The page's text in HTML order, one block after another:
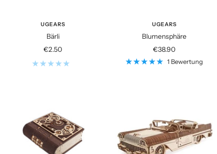
UGEARS
Bärli
Angebotspreis
€2.50
UGEARS
Blumensphäre
Angebotspreis
€38.90
1 Bewertung